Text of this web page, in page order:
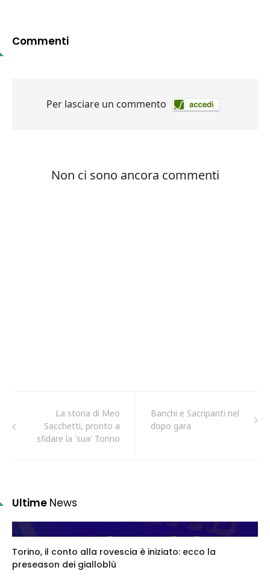
Commenti
La storia di Meo
Sacchetti, pronto a
sfidare la 'sua' Torino
Banchi e Sacripanti nel
dopo gara
Ultime News
Torino, il conto alla rovescia è iniziato: ecco la
preseason dei gialloblù